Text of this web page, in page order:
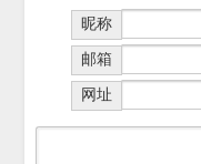
昵称
邮箱
网址